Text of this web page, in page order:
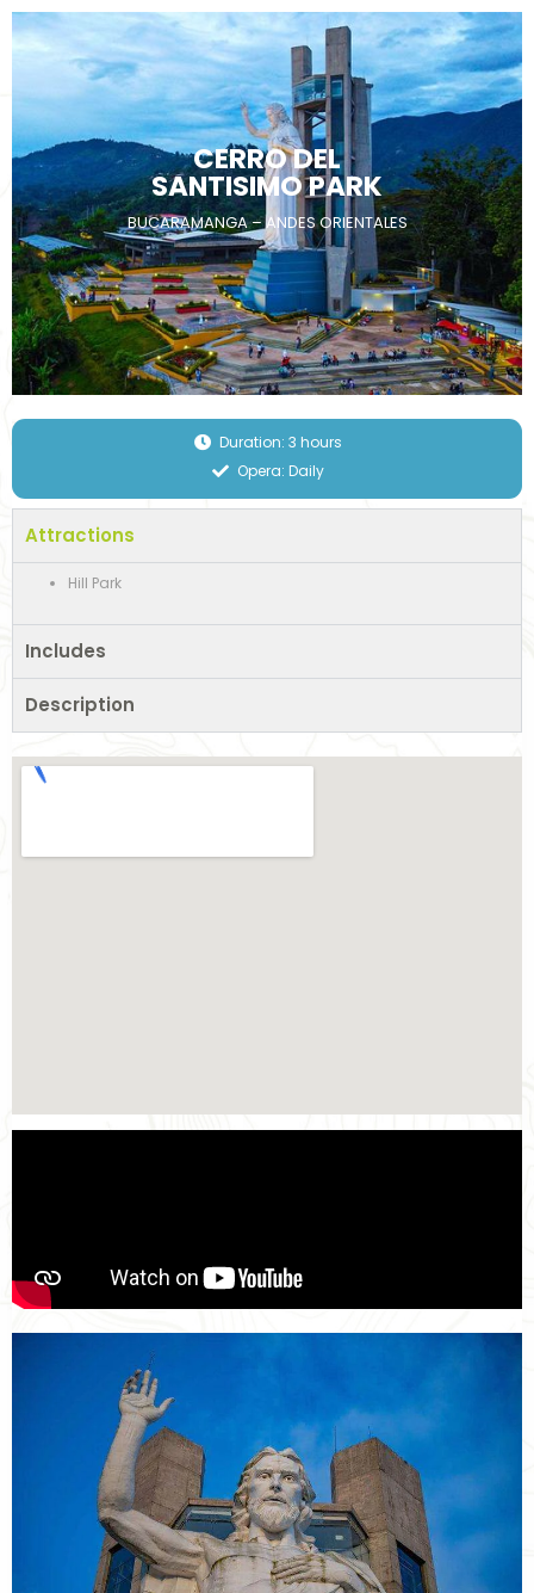
Skip
to
CERRO DEL
SANTISIMO PARK
BUCARAMANGA – ANDES ORIENTALES
Duration: 3 hours
Opera: Daily
Attractions
Hill Park
Includes
Description